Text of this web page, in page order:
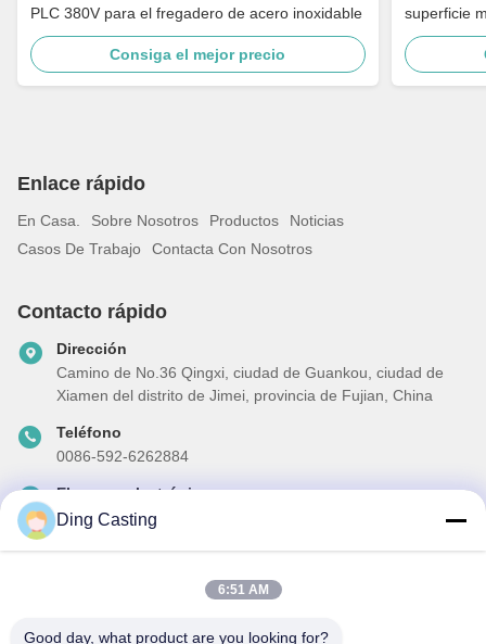
PLC 380V para el fregadero de acero inoxidable
Consiga el mejor precio
superficie
grifo de
inoxidable
Enlace rápido
En Casa. Sobre Nosotros Productos
Noticias
Casos De Trabajo
Contacta Con Nosotros
Contacto rápido
Dirección
Camino de No.36 Qingxi, ciudad de Guankou, ciudad de
Xiamen del distrito de Jimei, provincia de Fujian, China
Teléfono
0086-592-6262884
El correo electrónico
dzivy@idzxm.cn
Ding Casting
6:51 AM
Good day, what product are you looking for?